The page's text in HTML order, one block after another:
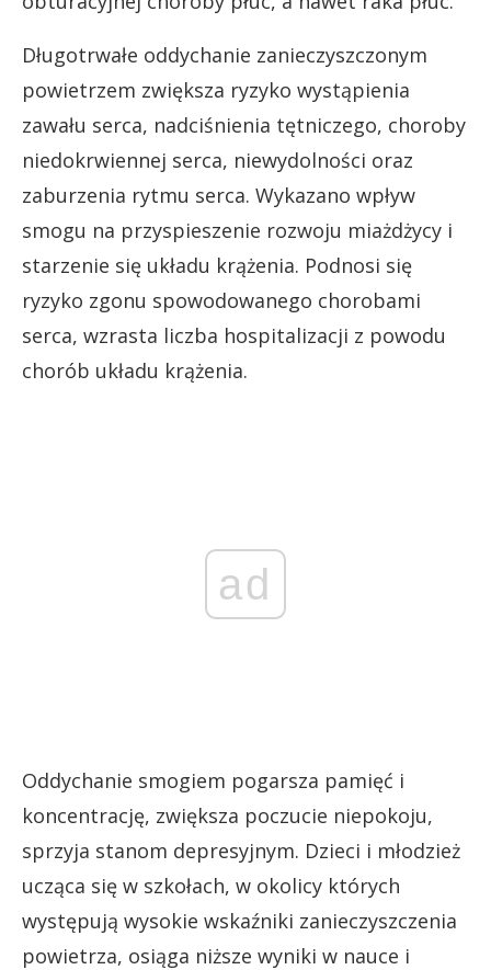
Długotrwałe oddychanie zanieczyszczonym
powietrzem zwiększa ryzyko wystąpienia
zawału serca, nadciśnienia tętniczego, choroby
niedokrwiennej serca, niewydolności oraz
zaburzenia rytmu serca. Wykazano wpływ
smogu na przyspieszenie rozwoju miażdżycy i
starzenie się układu krążenia. Podnosi się
ryzyko zgonu spowodowanego chorobami
serca, wzrasta liczba hospitalizacji z powodu
chorób układu krążenia.
ad
Oddychanie smogiem pogarsza pamięć i
koncentrację, zwiększa poczucie niepokoju,
sprzyja stanom depresyjnym. Dzieci i młodzież
ucząca się w szkołach, w okolicy których
występują wysokie wskaźniki zanieczyszczenia
powietrza, osiąga niższe wyniki w nauce i